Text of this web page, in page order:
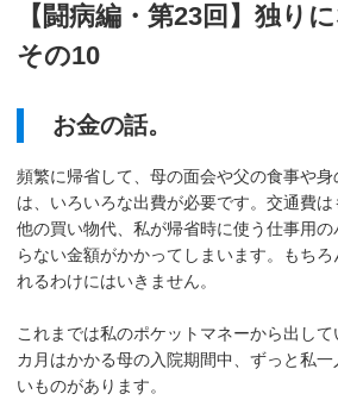
【闘病編・第23回】独り
その10
お金の話。
頻繁に帰省して、母の面会や父の食事や
は、いろいろな出費が必要です。交通費
他の買い物代、私が帰省時に使う仕事用
らない金額がかかってしまいます。もち
れるわけにはいきません。
これまでは私のポケットマネーから出し
カ月はかかる母の入院期間中、ずっと私
いものがあります。